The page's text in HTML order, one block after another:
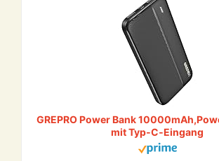
GREPRO Power Bank
mit Typ‑C‑Eingang